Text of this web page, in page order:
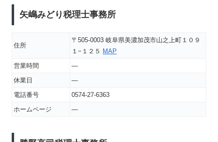
矢嶋みどり税理士事務所
住所
〒505-0003 岐阜県美濃加茂市山之上町１０９
１−１２５ MAP
営業時間
―
休業日
―
電話番号
0574-27-6363
ホームページ
―